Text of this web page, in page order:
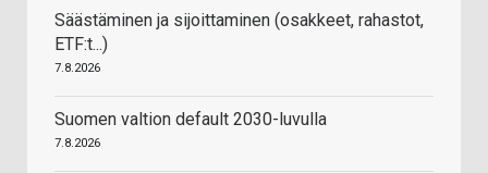
Säästäminen ja sijoittaminen (osakkeet, rahastot,
ETF:t...)
7.8.2026
Suomen valtion default 2030-luvulla
7.8.2026